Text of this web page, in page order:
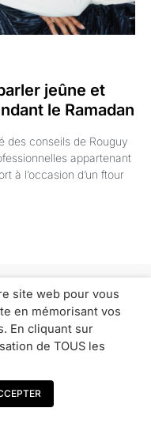
jeûne et
le Ramadan
des conseils de Rouguy
appartenant
à l’occasion d’un ftour
Newsletter
site web pour vous
en mémorisant vos
En cliquant sur
de TOUS les